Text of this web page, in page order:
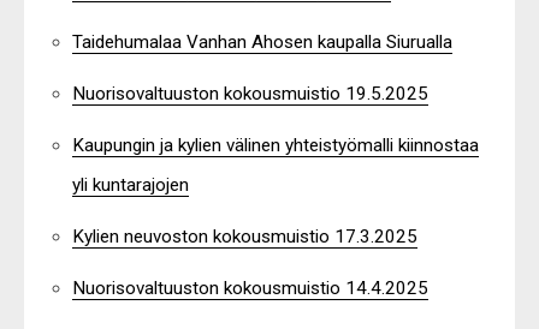
Taidehumalaa Vanhan Ahosen kaupalla Siurualla
Nuorisovaltuuston kokousmuistio 19.5.2025
Kaupungin ja kylien välinen yhteistyömalli kiinnostaa
yli kuntarajojen
Kylien neuvoston kokousmuistio 17.3.2025
Nuorisovaltuuston kokousmuistio 14.4.2025